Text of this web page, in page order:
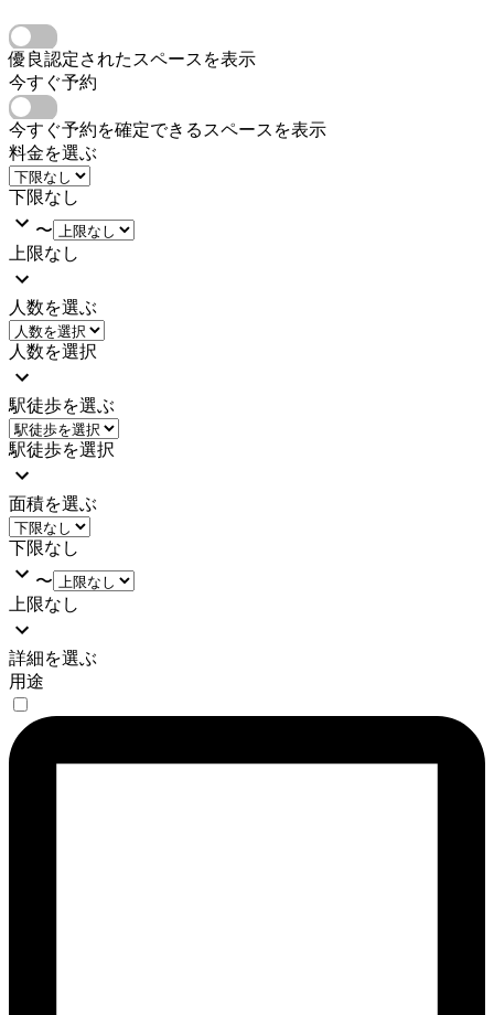
優良認定されたスペースを表示
今すぐ予約
今すぐ予約を確定できるスペースを表示
料金を選ぶ
下限なし
〜
上限なし
人数を選ぶ
人数を選択
駅徒歩を選ぶ
駅徒歩を選択
面積を選ぶ
下限なし
〜
上限なし
詳細を選ぶ
用途